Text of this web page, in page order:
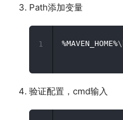
Path添加变量
%MAVEN_HOME%\
1
验证配置，cmd输入